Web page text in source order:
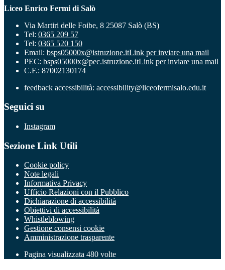
Liceo Enrico Fermi di Salò
Via Martiri delle Foibe, 8 25087 Salò (BS)
Tel: 0365 209 57
Tel: 0365 520 150
Email: bsps05000x@istruzione.itLink per inviare una mail
PEC: bsps05000x@pec.istruzione.itLink per inviare una mail
C.F.: 87002130174
feedback accessibilità: accessibility@liceofermisalo.edu.it
Seguici su
Instagram
Sezione Link Utili
Cookie policy
Note legali
Informativa Privacy
Ufficio Relazioni con il Pubblico
Dichiarazione di accessibilità
Obiettivi di accessibilità
Whistleblowing
Gestione consensi cookie
Amministrazione trasparente
Pagina visualizzata 480 volte